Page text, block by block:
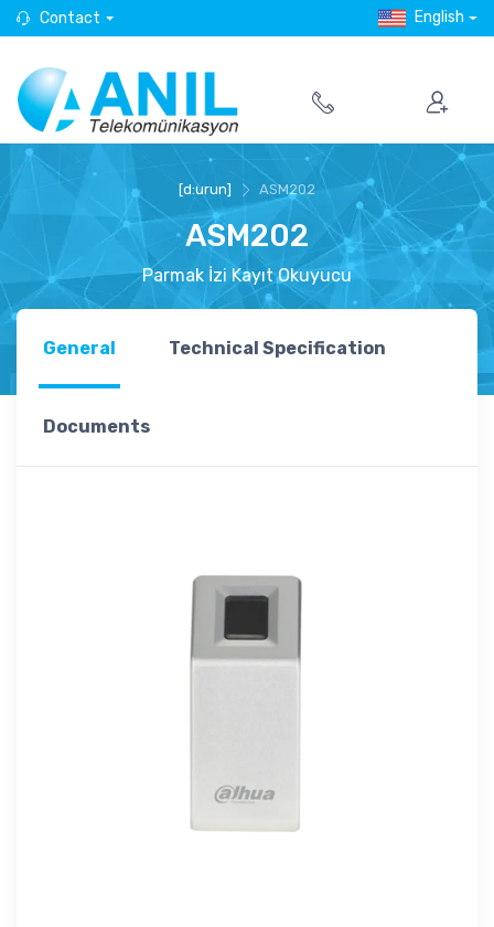
Contact English
[d:urun] ASM202
ASM202
Parmak İzi Kayıt Okuyucu
General Technical Specification
Documents